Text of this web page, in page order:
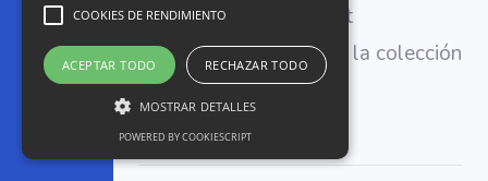
Radio Mollet
Entrevista de la colección
Escuchar
COOKIES DE RENDIMIENTO
ACEPTAR TODO RECHAZAR TODO
MOSTRAR DETALLES
POWERED BY COOKIESCRIPT